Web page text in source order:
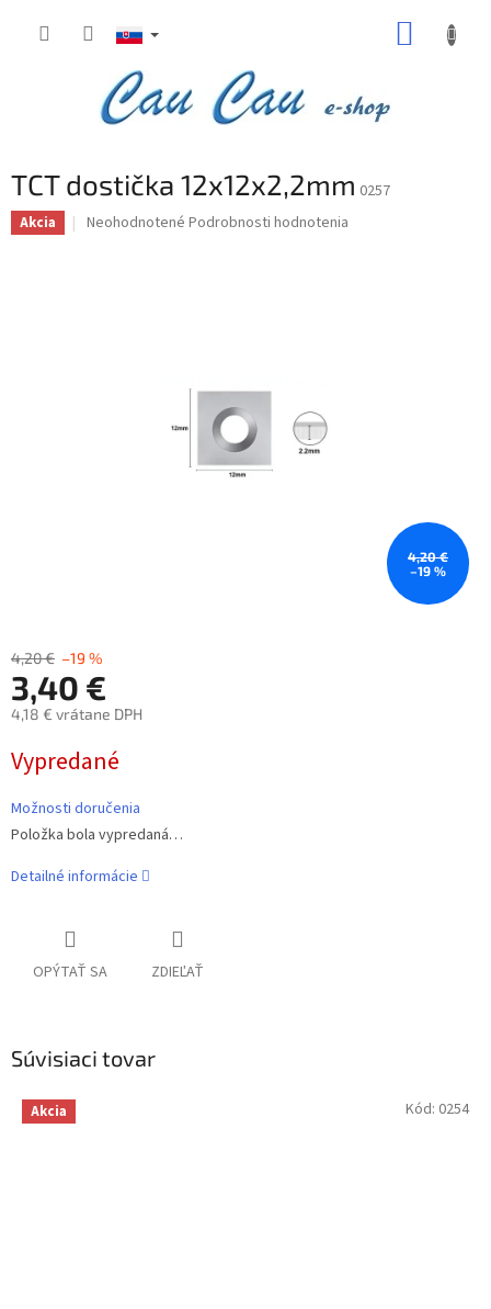
TCT dostička 12x12x2,2mm 0257
Akcia
Priemerné
Neohodnotené Podrobnosti hodnotenia
4,20 €
–19 %
4,20 € –19 %
3,40 €
4,18 € vrátane DPH
cena:
Vypredané
Možnosti doručenia
Položka bola vypredaná…
Detailné informácie
OPÝTAŤ SA ZDIEĽAŤ
Súvisiaci tovar
Akcia Kód: 0254